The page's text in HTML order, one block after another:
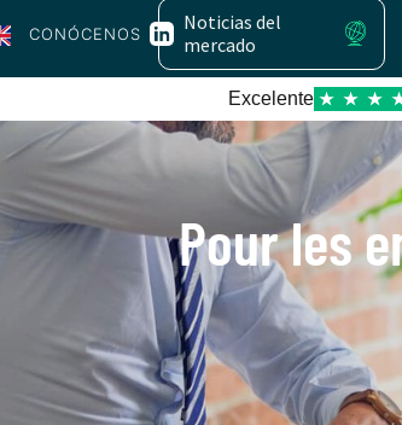
CONÓCENOS
Noticias del
mercado
Excelente ★ ★ ★
Pour les